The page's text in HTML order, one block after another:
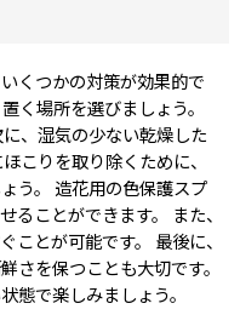
くつかの対策が効果的で
く場所を選びましょう。
、湿気の少ない乾燥した
こりを取り除くために、
う。 造花用の色保護スプ
ることができます。 また、
ことが可能です。 最後に、
さを保つことも大切です。
態で楽しみましょう。